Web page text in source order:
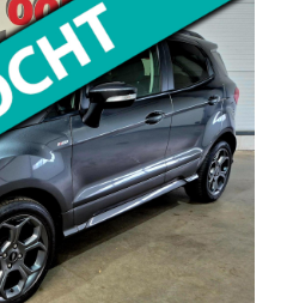
Over ons
Werkplaats
ASN Autoschade
Verkocht
Contact